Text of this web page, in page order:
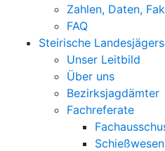
Zahlen, Daten,
FAQ
Steirische
Unser Leitbild
Über uns
Bezirksjagdämter
Fachreferate
Schießwesen